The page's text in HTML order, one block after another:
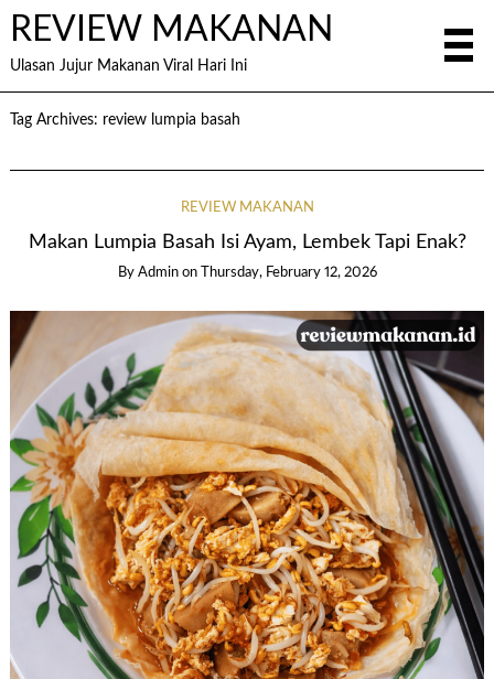
REVIEW MAKANAN
Ulasan Jujur Makanan Viral Hari Ini
Tag Archives: review lumpia basah
REVIEW MAKANAN
Makan Lumpia Basah Isi Ayam, Lembek Tapi Enak?
By Admin on Thursday, February 12, 2026